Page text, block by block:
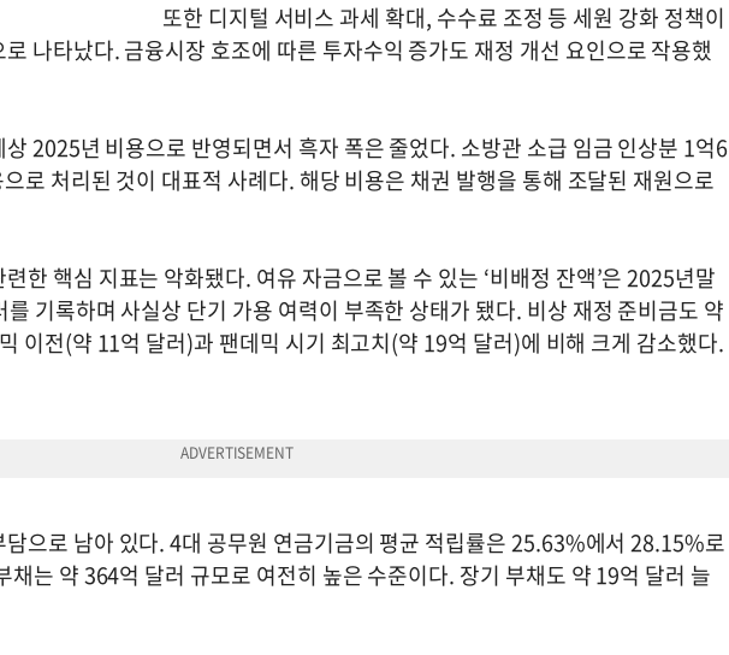
또한 디지털 서비스 과세 확대, 수수료 조정 등 세원 강화 정책이
나타났다. 금융시장 호조에 따른 투자수익 증가도 재정 개선 요인으로 작용했
2025년 비용으로 반영되면서 흑자 폭은 줄었다. 소방관 소급 임금 인상분 1억6
로 처리된 것이 대표적 사례다. 해당 비용은 채권 발행을 통해 조달된 재원으로
한 핵심 지표는 악화됐다. 여유 자금으로 볼 수 있는 ‘비배정 잔액’은 2025년말
기록하며 사실상 단기 가용 여력이 부족한 상태가 됐다. 비상 재정 준비금도 약
이전(약 11억 달러)과 팬데믹 시기 최고치(약 19억 달러)에 비해 크게 감소했다.
으로 남아 있다. 4대 공무원 연금기금의 평균 적립률은 25.63%에서 28.15%로
채는 약 364억 달러 규모로 여전히 높은 수준이다. 장기 부채도 약 19억 달러 늘